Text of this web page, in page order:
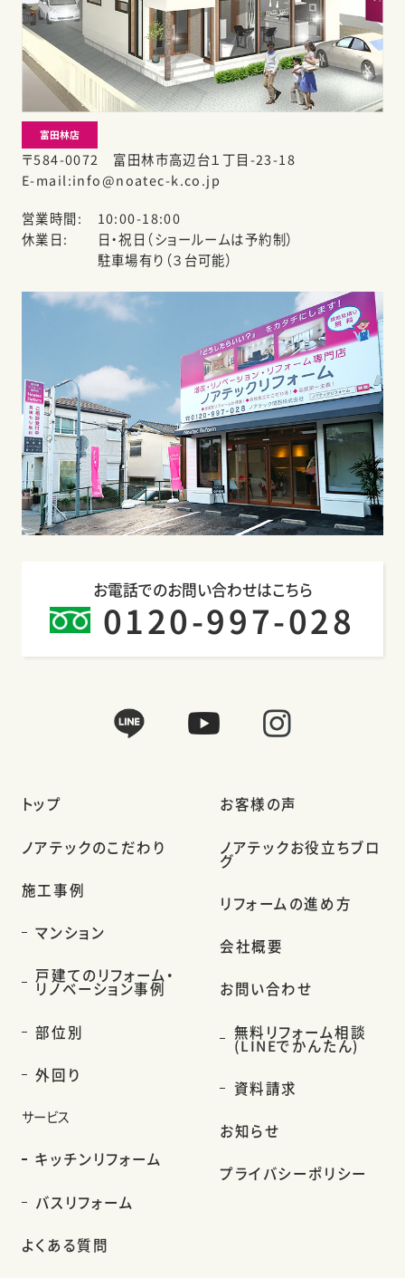
富田林店
〒584-0072 富田林市高辺台１丁目-23-18
E-mail info@noatec-k.co.jp
営業時間
10:00-18:00
休業日
日・祝日（ショールームは予約制）
駐車場有り（３台可能）
お電話でのお問い合わせはこちら
0120-997-028
トップ
ノアテックのこだわり
施工事例
マンション
戸建てのリフォーム・
リノベーション事例
部位別
外回り
サービス
キッチンリフォーム
バスリフォーム
よくある質問
お客様の声
ノアテックお役立ちブロ
グ
リフォームの進め方
会社概要
お問い合わせ
無料リフォーム相談
(LINEでかんたん)
資料請求
お知らせ
プライバシーポリシー